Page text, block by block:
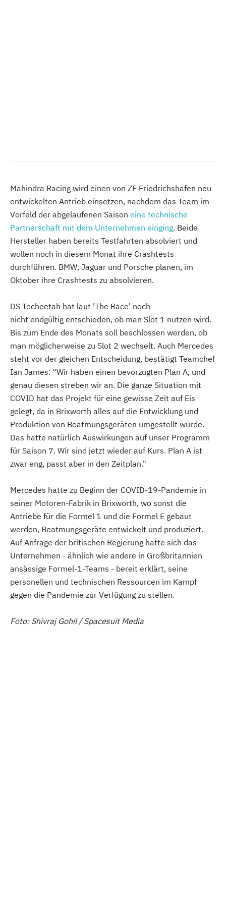
Mahindra Racing wird einen von ZF Friedrichshafen neu
entwickelten Antrieb einsetzen, nachdem das Team im
Vorfeld der abgelaufenen Saison eine technische
Partnerschaft mit dem Unternehmen einging. Beide
Hersteller haben bereits Testfahrten absolviert und
wollen noch in diesem Monat ihre Crashtests
durchführen. BMW, Jaguar und Porsche planen, im
Oktober ihre Crashtests zu absolvieren.
DS Techeetah hat laut 'The Race' noch
nicht endgültig entschieden, ob man Slot 1 nutzen wird.
Bis zum Ende des Monats soll beschlossen werden, ob
man möglicherweise zu Slot 2 wechselt. Auch Mercedes
steht vor der gleichen Entscheidung, bestätigt Teamchef
Ian James: "Wir haben einen bevorzugten Plan A, und
genau diesen streben wir an. Die ganze Situation mit
COVID hat das Projekt für eine gewisse Zeit auf Eis
gelegt, da in Brixworth alles auf die Entwicklung und
Produktion von Beatmungsgeräten umgestellt wurde.
Das hatte natürlich Auswirkungen auf unser Programm
für Saison 7. Wir sind jetzt wieder auf Kurs. Plan A ist
zwar eng, passt aber in den Zeitplan."
Mercedes hatte zu Beginn der COVID-19-Pandemie in
seiner Motoren-Fabrik in Brixworth, wo sonst die
Antriebe für die Formel 1 und die Formel E gebaut
werden, Beatmungsgeräte entwickelt und produziert.
Auf Anfrage der britischen Regierung hatte sich das
Unternehmen - ähnlich wie andere in Großbritannien
ansässige Formel-1-Teams - bereit erklärt, seine
personellen und technischen Ressourcen im Kampf
gegen die Pandemie zur Verfügung zu stellen.
Foto: Shivraj Gohil / Spacesuit Media